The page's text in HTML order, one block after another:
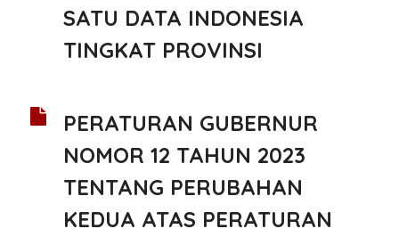
SATU DATA INDONESIA
TINGKAT PROVINSI
PERATURAN GUBERNUR
NOMOR 12 TAHUN 2023
TENTANG PERUBAHAN
KEDUA ATAS PERATURAN